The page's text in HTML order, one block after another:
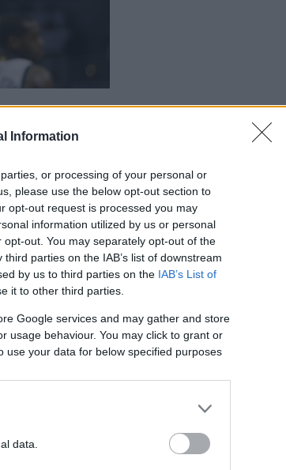
Information
or processing of your personal or
please use the below opt-out section to
opt-out request is processed you may
information utilized by us or personal
out. You may separately opt-out of the
parties on the IAB’s list of downstream
by us to third parties on the IAB’s List of
it to other third parties.
Google services and may gather and store
usage behaviour. You may click to grant or
your data for below specified purposes
data.
Ενημέρωση.
στην
θέση της
και ο
ότι ήταν
αδυναμίες
φάνηκαν